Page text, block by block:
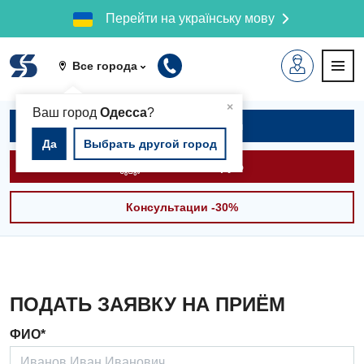
Перейти на українську мову
Все города
×
Ваш город Одесса?
Да Выбрать другой город
Записаться на приём
Вызвать скорую
Консультации -30%
ПОДАТЬ ЗАЯВКУ НА ПРИЁМ
ФИО*